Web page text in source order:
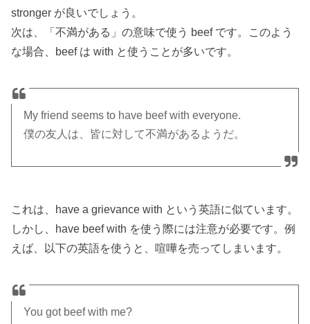
stronger が良いでしょう。
次は、「不満がある」の意味で使う beef です。このよう
な場合、beef は with と使うことが多いです。
My friend seems to have beef with everyone.
僕の友人は、皆に対して不満があるようだ。
これは、have a grievance with という英語に似ています。
しかし、have beef with を使う際には注意が必要です。例
えば、以下の英語を使うと、喧嘩を売ってしまいます。
You got beef with me?